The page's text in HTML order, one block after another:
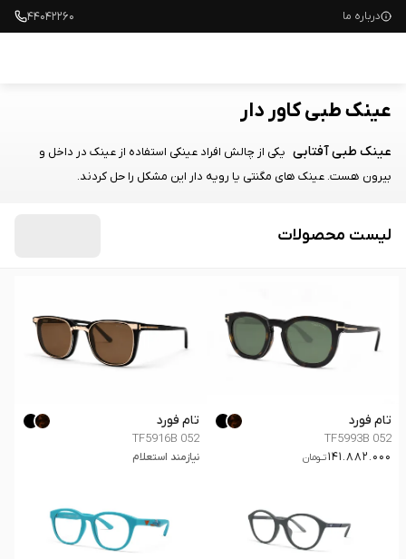
درباره ما ۴۴۰۴۲۲۶۰
عینک طبی کاور دار
عینک طبی آفتابی یکی از چالش افراد عینکی استفاده از عینک در داخل و
بیرون هست. عینک های مگنتی یا رویه دار این مشکل را حل کردند.
لیست محصولات
تام فورد
TF5993B 052
141.882.000تــومان
تام فورد
TF5916B 052
نیازمند استعلام